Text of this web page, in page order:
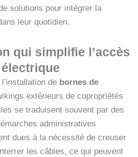
solutions pour intégrer la
leur quotidien.
qui simplifie l’accès
de bornes de
extérieurs de copropriétés
se traduisent souvent par des
administratives
dues à la nécessité de creuser
les câbles, ce qui peuvent